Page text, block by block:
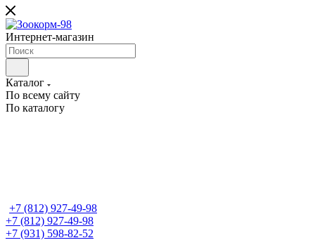
Интернет-магазин
Каталог
По всему сайту
По каталогу
+7 (812) 927-49-98
+7 (812) 927-49-98
+7 (931) 598-82-52